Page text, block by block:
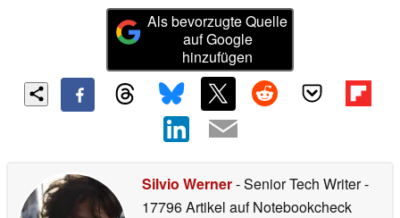
Als bevorzugte Quelle
auf Google
hinzufügen
Silvio Werner- Senior Tech Writer-
17796 Artikel auf Notebookcheck